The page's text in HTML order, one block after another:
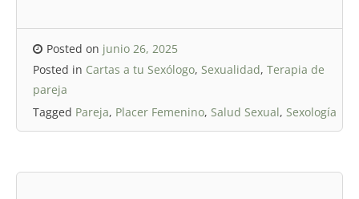
Posted on junio 26, 2025
Posted in Cartas a tu Sexólogo, Sexualidad, Terapia de
pareja
Tagged Pareja, Placer Femenino, Salud Sexual, Sexología